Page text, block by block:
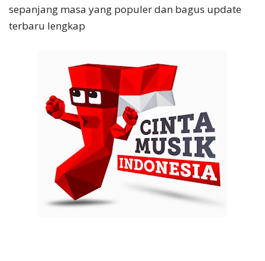
sepanjang masa yang populer dan bagus update
terbaru lengkap